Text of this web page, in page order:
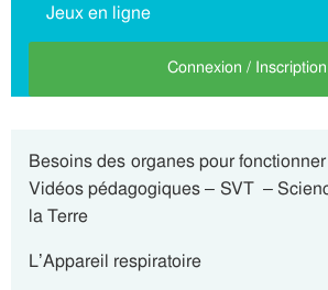
Jeux en ligne
Connexion / Inscription
Besoins des organes pour
Vidéos pédagogiques – SVT –
la Terre
L’Appareil respiratoire